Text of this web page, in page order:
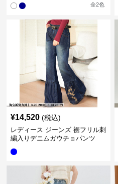
全2色
¥14,520 (税込)
レディース ジーンズ 裾フリル刺
繍入りデニムガウチョパンツ